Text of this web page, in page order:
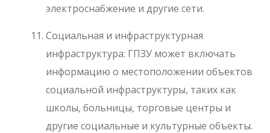
электроснабжение и другие сети.
Социальная и инфраструктурная
инфраструктура: ГПЗУ может включать
информацию о местоположении объектов
социальной инфраструктуры, таких как
школы, больницы, торговые центры и
другие социальные и культурные объекты.